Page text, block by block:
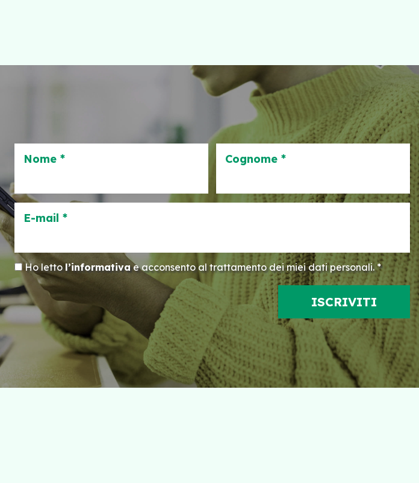
Nome * Cognome *
E-mail *
Ho letto l’informativae acconsento al trattamento dei miei dati personali. *